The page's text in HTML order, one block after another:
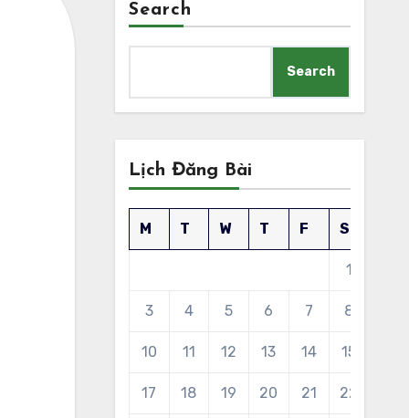
Search
Search
Lịch Đăng Bài
M T W T F S
1
3 4 5 6 7 8
10 11 12 13 14 15
17 18 19 20 21 22